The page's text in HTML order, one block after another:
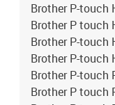
Brother P-touch
Brother P touch
Brother P-touch
Brother P-touch
Brother P-touch
Brother P touch